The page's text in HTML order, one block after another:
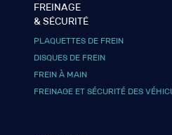
FREINAGE
& SÉCURITÉ
PLAQUETTES DE FREIN
DISQUES DE FREIN
FREIN À MAIN
FREINAGE ET SÉCURITÉ DES